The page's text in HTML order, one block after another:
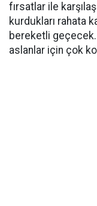
fırsatlar ile
kurdukları rahata
bereketli geçecek.
aslanlar için çok